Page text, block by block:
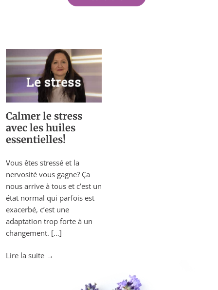
Calmer le stress
avec les huiles
essentielles!
Vous êtes stressé et la
nervosité vous gagne? Ça
nous arrive à tous et c’est un
état normal qui parfois est
exacerbé, c’est une
adaptation trop forte à un
changement. […]
Lire la suite "Calmer
→